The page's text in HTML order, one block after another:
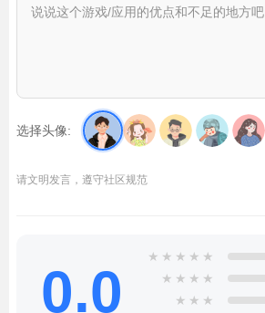
选择头像:
请文明发言，遵守社区规范
0.0
★ ★ ★ ★ ★
★ ★ ★ ★
★ ★ ★